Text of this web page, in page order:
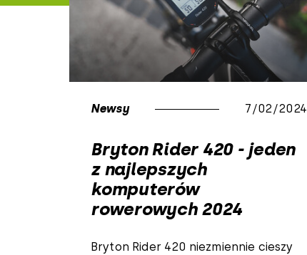
Newsy 7/02/2024
Bryton Rider 420 - jeden
z najlepszych
komputerów
rowerowych 2024
Bryton Rider 420 niezmiennie cieszy